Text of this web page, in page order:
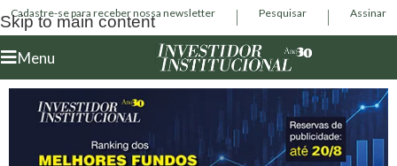
Skip to main content
Cadastre-se para receber nossa newsletter Pesquisar Assinar
Menu